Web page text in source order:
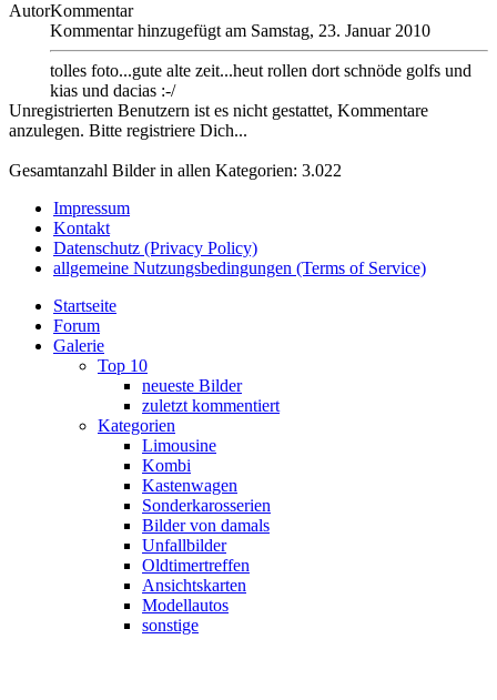
AutorKommentar
Kommentar hinzugefügt am Samstag, 23. Januar 2010
tolles foto...gute alte zeit...heut rollen dort schnöde golfs und
kias und dacias :-/
Unregistrierten Benutzern ist es nicht gestattet, Kommentare
anzulegen. Bitte registriere Dich...
Gesamtanzahl Bilder in allen Kategorien: 3.022
Impressum
Kontakt
Datenschutz (Privacy Policy)
allgemeine Nutzungsbedingungen (Terms of Service)
Startseite
Forum
Galerie
Top 10
neueste Bilder
zuletzt kommentiert
Kategorien
Limousine
Kombi
Kastenwagen
Sonderkarosserien
Bilder von damals
Unfallbilder
Oldtimertreffen
Ansichtskarten
Modellautos
sonstige